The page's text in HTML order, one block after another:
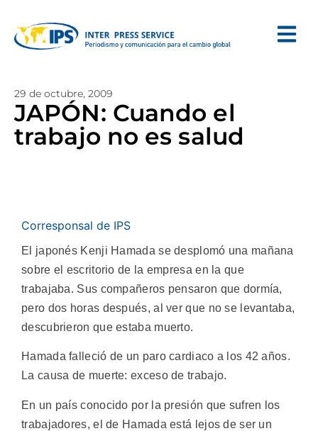
29 de octubre, 2009
JAPÓN: Cuando el
trabajo no es salud
Corresponsal de IPS
El japonés Kenji Hamada se desplomó una mañana
sobre el escritorio de la empresa en la que
trabajaba. Sus compañeros pensaron que dormía,
pero dos horas después, al ver que no se levantaba,
descubrieron que estaba muerto.
Hamada falleció de un paro cardiaco a los 42 años.
La causa de muerte: exceso de trabajo.
En un país conocido por la presión que sufren los
trabajadores, el de Hamada está lejos de ser un